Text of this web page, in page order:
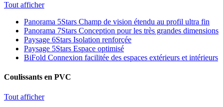
Tout afficher
Panorama 5Stars Champ de vision étendu au profil ultra fin
Panorama 7Stars Conception pour les très grandes dimensions
Paysage 6Stars Isolation renforçée
Paysage 5Stars Espace optimisé
BiFold Connexion facilitée des espaces extérieurs et intérieurs
Coulissants en PVC
Tout afficher